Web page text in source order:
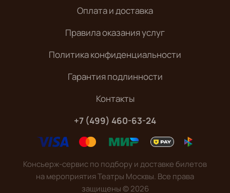
Оплата и доставка
Правила оказания услуг
Политика конфиденциальности
Гарантия подлинности
Контакты
+7 (499) 460-63-24
Консьерж-сервис по подбору и доставке билетов
на мероприятия Театры Москвы. Все права
защищены©2026